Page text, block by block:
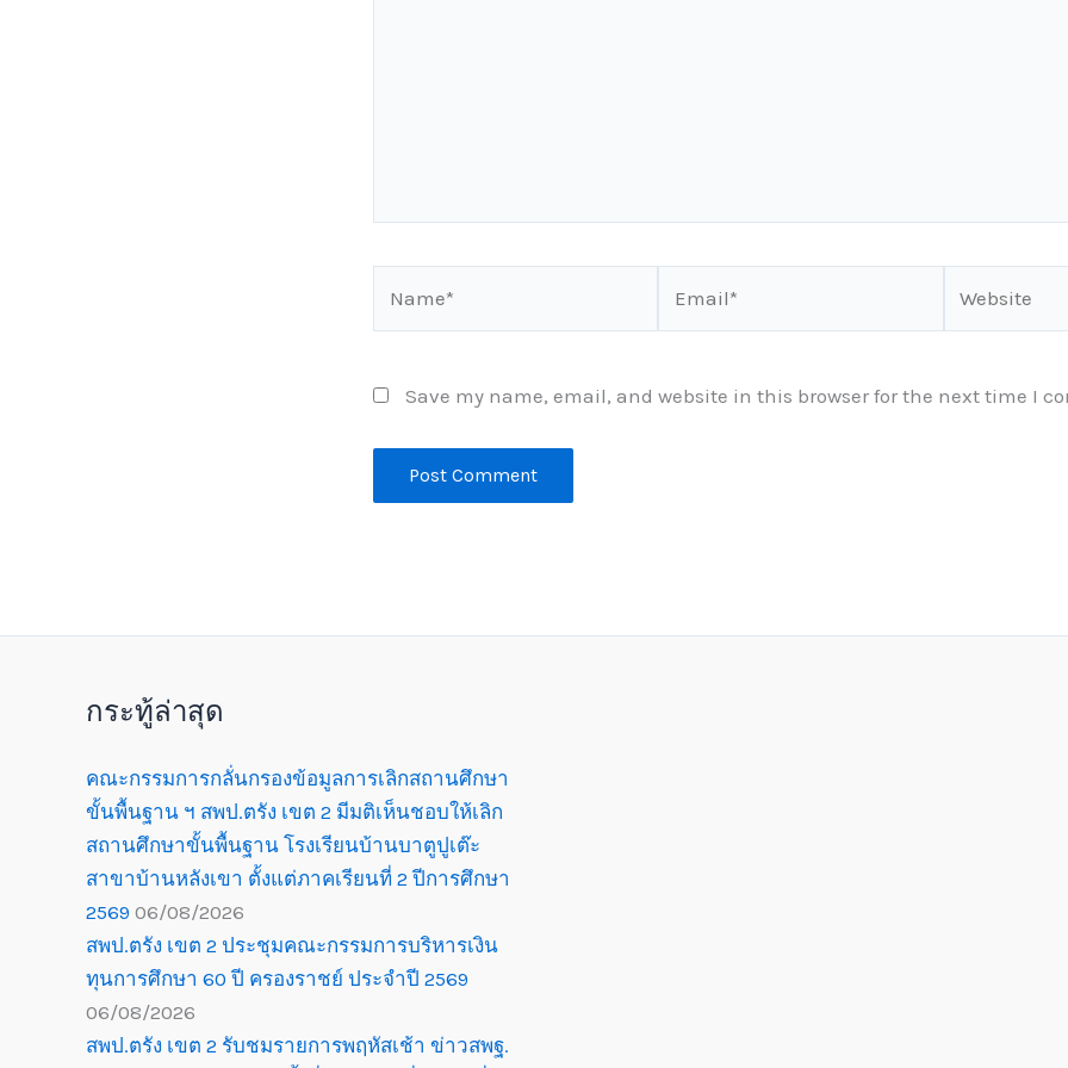
Save my name, email, and website in this browser for the next time I
กระทู้ล่าสุด
คณะกรรมการกลั่นกรองข้อมูลการเลิกสถานศึกษา
ขั้นพื้นฐาน ฯ สพป.ตรัง เขต 2 มีมติเห็นชอบให้เลิก
สถานศึกษาขั้นพื้นฐาน โรงเรียนบ้านบาตูปูเต๊ะ
สาขาบ้านหลังเขา ตั้งแต่ภาคเรียนที่ 2 ปีการศึกษา
2569 06/08/2026
สพป.ตรัง เขต 2 ประชุมคณะกรรมการบริหารเงิน
ทุนการศึกษา 60 ปี ครองราชย์ ประจำปี 2569
06/08/2026
สพป.ตรัง เขต 2 รับชมรายการพฤหัสเช้า ข่าวสพฐ.